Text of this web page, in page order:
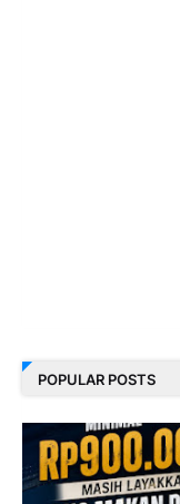
POPULAR POSTS